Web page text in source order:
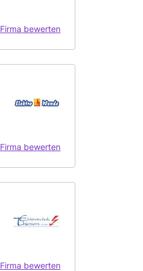
Firma bewerten
Firma bewerten
Firma bewerten